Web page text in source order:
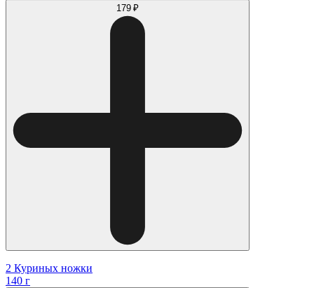
179 ₽
2 Куриных ножки
140 г